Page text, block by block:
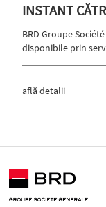
INSTANT
BRD Groupe
disponibile prin
află detalii